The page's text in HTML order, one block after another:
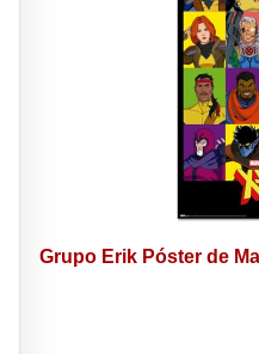
Grupo Erik Póster de